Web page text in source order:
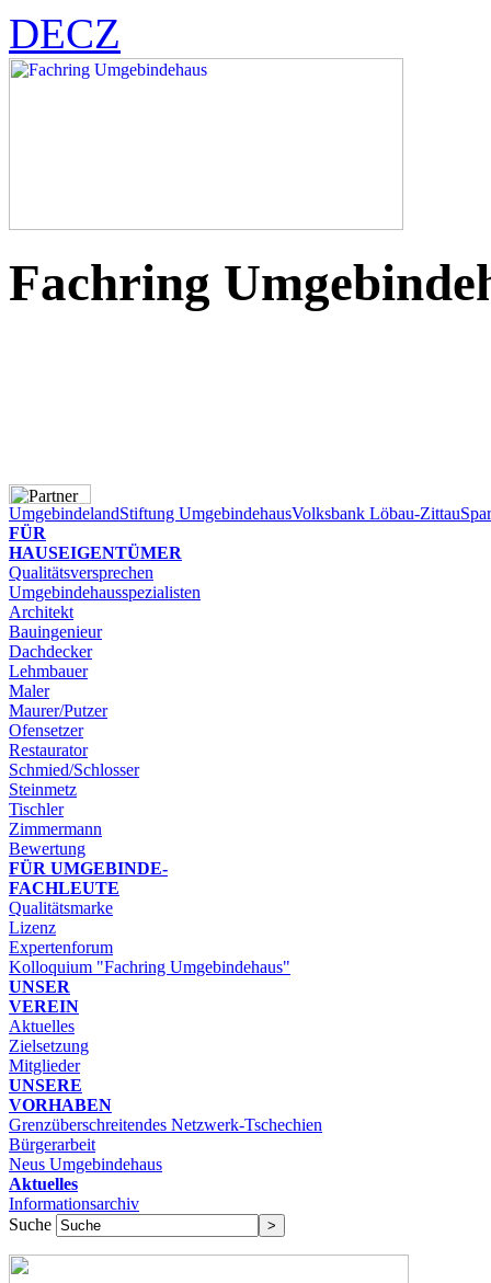
DECZ
Fachring
UmgebindelandStiftung UmgebindehausVolksbank Löbau-Zittau
FÜR
HAUSEIGENTÜMER
Qualitätsversprechen
Umgebindehausspezialisten
Architekt
Bauingenieur
Dachdecker
Lehmbauer
Maler
Maurer/Putzer
Ofensetzer
Restaurator
Schmied/Schlosser
Steinmetz
Tischler
Zimmermann
Bewertung
FÜR UMGEBINDE-​
FACHLEUTE
Qualitätsmarke
Lizenz
Expertenforum
Kolloquium "Fachring Umgebindehaus"
UNSER
VEREIN
Aktuelles
Zielsetzung
Mitglieder
UNSERE
VORHABEN
Grenzüberschreitendes Netzwerk-Tschechien
Bürgerarbeit
Neus Umgebindehaus
Aktuelles
Informationsarchiv
Suche